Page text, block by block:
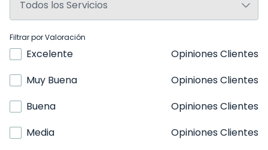
Filtrar por Valoración
Excelente
Opiniones Clientes
Muy Buena
Opiniones Clientes
Buena
Opiniones Clientes
Media
Opiniones Clientes